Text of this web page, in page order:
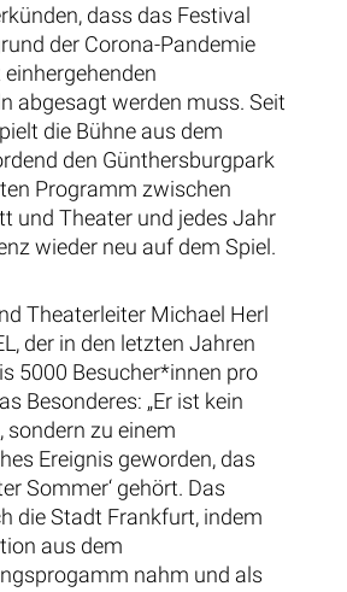
dass das Festival
der Corona-Pandemie
abgesagt werden muss. Seit
die Bühne aus dem
den Günthersburgpark
Programm zwischen
und Theater und jedes Jahr
wieder neu auf dem Spiel.
Theaterleiter Michael Herl
der in den letzten Jahren
5000 Besucher*innen pro
Besonderes: „Er ist kein
sondern zu einem
Ereignis geworden, das
Sommer‘ gehört. Das
die Stadt Frankfurt, indem
aus dem
nahm und als